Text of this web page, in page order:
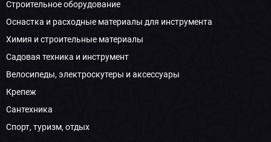
Строительное оборудование
Оснастка и расходные материалы для инструмента
Химия и строительные материалы
Садовая техника и инструмент
Велосипеды, электроскутеры и аксессуары
Крепеж
Сантехника
Спорт, туризм, отдых